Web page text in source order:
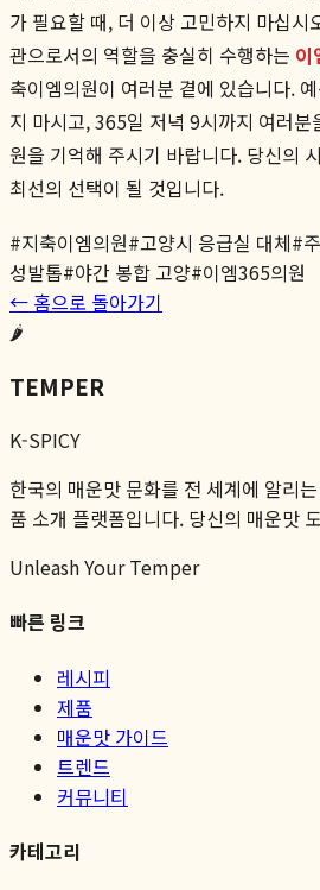
가 필요할 때, 더 이상 고민하지 마십시
관으로서의 역할을 충실히 수행하는 이
축이엠의원이 여러분 곁에 있습니다.
지 마시고, 365일 저녁 9시까지 여러분
원을 기억해 주시기 바랍니다. 당신의
최선의 선택이 될 것입니다.
#지축이엠의원#고양시 응급실 대체#
성발톱#야간 봉합 고양#이엠365의원
← 홈으로 돌아가기
🌶️
TEMPER
K-SPICY
한국의 매운맛 문화를 전 세계에 알리
품 소개 플랫폼입니다. 당신의 매운맛
Unleash Your Temper
빠른 링크
레시피
제품
매운맛 가이드
트렌드
커뮤니티
카테고리